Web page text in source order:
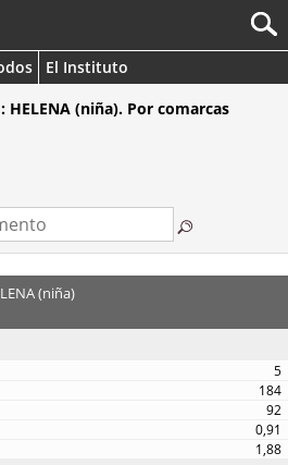
El Instituto
(niña). Por comarcas
(niña)
5
184
92
0,91
1,88